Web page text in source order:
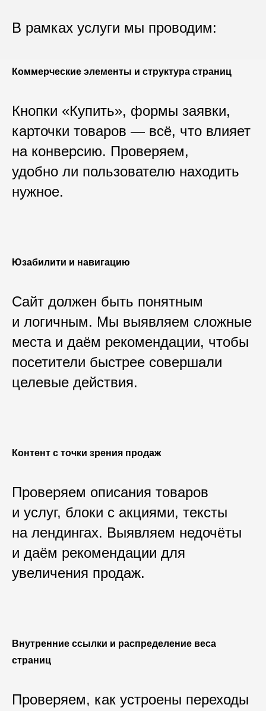
В рамках услуги мы проводим:
Коммерческие элементы и структура страниц
Кнопки «Купить», формы заявки,
карточки товаров — всё, что влияет
на конверсию. Проверяем,
удобно ли пользователю находить
нужное.
Юзабилити и навигацию
Сайт должен быть понятным
и логичным. Мы выявляем сложные
места и даём рекомендации, чтобы
посетители быстрее совершали
целевые действия.
Контент с точки зрения продаж
Проверяем описания товаров
и услуг, блоки с акциями, тексты
на лендингах. Выявляем недочёты
и даём рекомендации для
увеличения продаж.
Внутренние ссылки и распределение веса
страниц
Проверяем, как устроены переходы